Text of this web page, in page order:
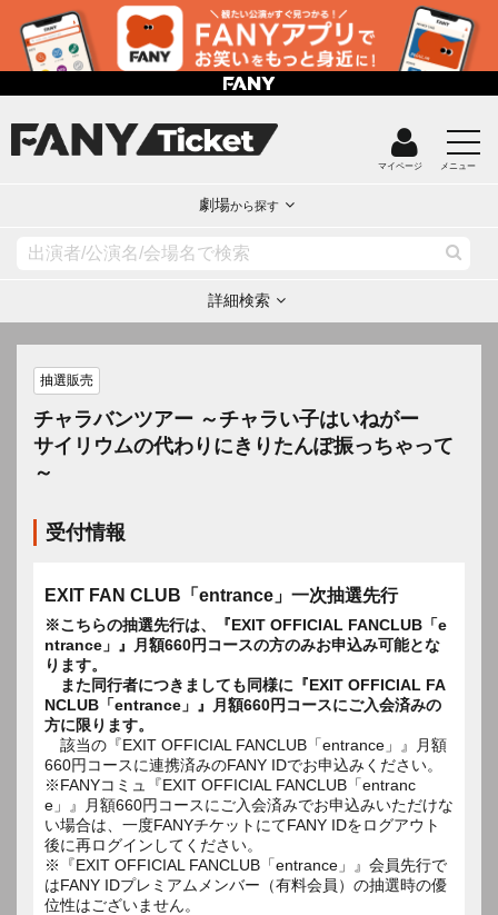
マイページ メニュー
劇場から探す
詳細検索
抽選販売
チャラバンツアー ～チャラい子はいねがー
サイリウムの代わりにきりたんぽ振っちゃって
～
受付情報
EXIT FAN CLUB「entrance」一次抽選先行
※こちらの抽選先行は、『EXIT OFFICIAL FANCLUB「e
ntrance」』月額660円コースの方のみお申込み可能とな
ります。
また同行者につきましても同様に『EXIT OFFICIAL FA
NCLUB「entrance」』月額660円コースにご入会済みの
方に限ります。
該当の『EXIT OFFICIAL FANCLUB「entrance」』月額
660円コースに連携済みのFANY IDでお申込みください。
※FANYコミュ『EXIT OFFICIAL FANCLUB「entranc
e」』月額660円コースにご入会済みでお申込みいただけな
い場合は、一度FANYチケットにてFANY IDをログアウト
後に再ログインしてください。
※『EXIT OFFICIAL FANCLUB「entrance」』会員先行で
はFANY IDプレミアムメンバー（有料会員）の抽選時の優
位性はございません。